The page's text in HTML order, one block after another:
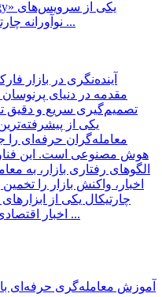
نوآورانه چارتیکال است که با هدف تحلیل هوشمند ...
آینده‌نگری در بازار
مقدمه در دنیای پرنوسان
تصمیم‌گیری سریع و دقیق
یکی از
معامله‌گران حرفه‌ای را
هوش مصنوعی است. این
الگوهای رفتاری بازار، به
اخبار، واکنش بازار را
چارتیکال یکی از
اخبار اقتصادی با هوش مصنوعی چیست؟ فراتر از ...